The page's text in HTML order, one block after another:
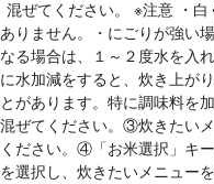
混ぜてください。 ※注意 ・
ありません。・にごりが強い
なる場合は、１～２度水を入
に水加減をすると、炊き上が
とがあります。特に調味料を
混ぜてください。③炊きたい
ください。④「お米選択」キ
を選択し、炊きたいメニュー